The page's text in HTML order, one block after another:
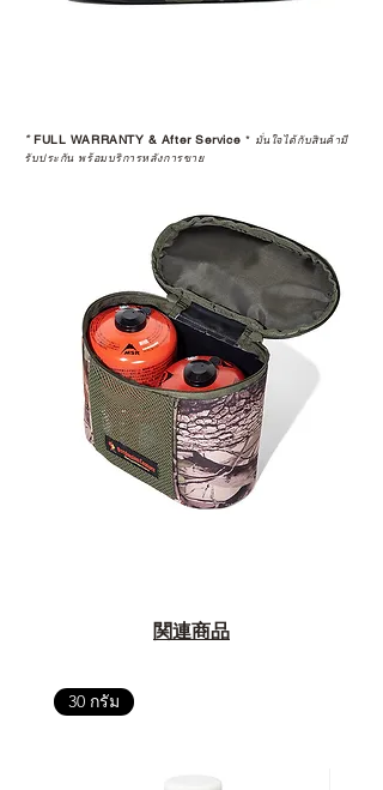
*FULL WARRANTY & After Service * มั่นใจได้กับสินค้ามี
รับประกัน พร้อมบริการหลังการขาย
関連商品
30 กรัม